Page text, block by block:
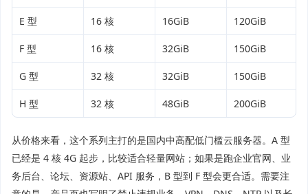
E 型 16 核 16GiB 120GiB
F 型 16 核 32GiB 150GiB
G 型 32 核 32GiB 150GiB
H 型 32 核 48GiB 200GiB
从价格来看，这个系列主打的是国内中高配低门槛云服务器。A 型
已经是 4 核 4G 起步，比较适合轻量网站；如果是跑企业官网、业
务后台、论坛、资源站、API 服务，B 型到 F 型会更合适。需要注